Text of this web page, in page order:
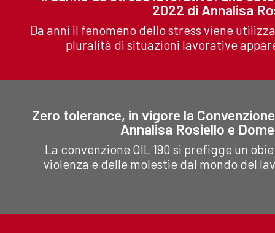
2022 di Annalisa
Da anni il fenomeno dello stress viene
pluralità di situazioni lavorative
Zero tolerance, in vigore la
Annalisa Rosiello e
La convenzione OIL 190 si prefigge un
violenza e delle molestie dal mondo del